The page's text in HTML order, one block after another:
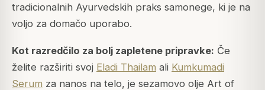
tradicionalnih Ayurvedskih praks samonege, ki je na
voljo za domačo uporabo.
Kot razredčilo za bolj zapletene pripravke: Če
želite razširiti svoj Eladi Thailam ali Kumkumadi
Serum za nanos na telo, je sezamovo olje Art of